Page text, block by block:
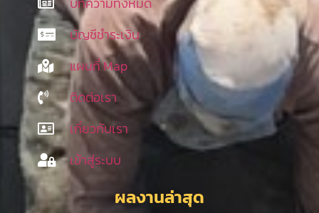
บัญชีชำระเงิน
แผนที่ Map
ติดต่อเรา
เกี่ยวกับเรา
เข้าสู่ระบบ
ผลงานล่าสุด